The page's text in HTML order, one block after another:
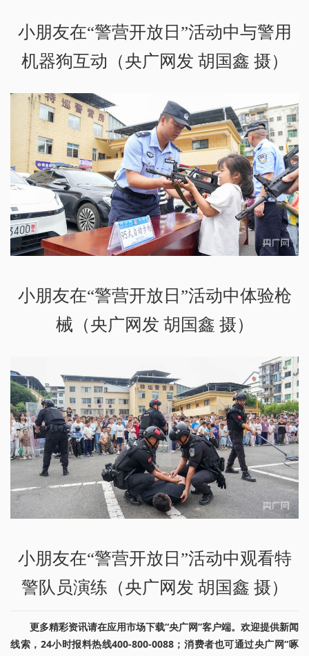
小朋友在“警营开放日”活动中与警用
机器狗互动（央广网发 胡国鑫 摄）
小朋友在“警营开放日”活动中体验枪
械（央广网发 胡国鑫 摄）
小朋友在“警营开放日”活动中观看特
警队员演练（央广网发 胡国鑫 摄）
更多精彩资讯请在应用市场下载“央广网”客户端。欢迎提供新闻
线索，24小时报料热线400-800-0088；消费者也可通过央广网“啄